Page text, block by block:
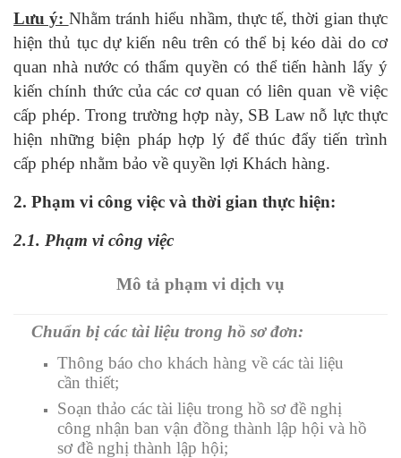
Lưu ý: Nhằm tránh hiểu nhầm, thực tế, thời gian thực
hiện thủ tục dự kiến nêu trên có thể bị kéo dài do cơ
quan nhà nước có thẩm quyền có thể tiến hành lấy ý
kiến chính thức của các cơ quan có liên quan về việc
cấp phép. Trong trường hợp này, SB Law nỗ lực thực
hiện những biện pháp hợp lý để thúc đẩy tiến trình
cấp phép nhằm bảo về quyền lợi Khách hàng.
2. Phạm vi công việc và thời gian thực hiện:
2.1. Phạm vi công việc
Mô tả phạm vi dịch vụ
Chuẩn bị các tài liệu trong hồ sơ đơn:
Thông báo cho khách hàng về các tài liệu
cần thiết;
Soạn thảo các tài liệu trong hồ sơ đề nghị
công nhận ban vận đồng thành lập hội và hồ
sơ đề nghị thành lập hội;